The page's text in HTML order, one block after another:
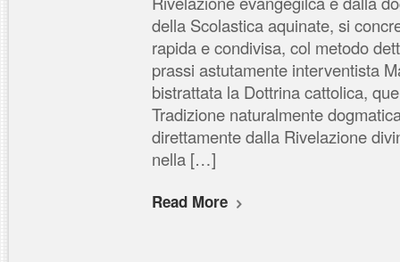
della Scolastica aquinate, si
rapida e condivisa, col metodo
prassi astutamente interventista
bistrattata la Dottrina cattolica,
Tradizione naturalmente
direttamente dalla Rivelazione
nella […]
Read More